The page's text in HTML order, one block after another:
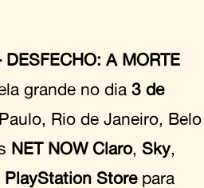
A MORTE
grande no dia 3 de
Rio de Janeiro, Belo
NET NOW Claro, Sky,
PlayStation Storepara